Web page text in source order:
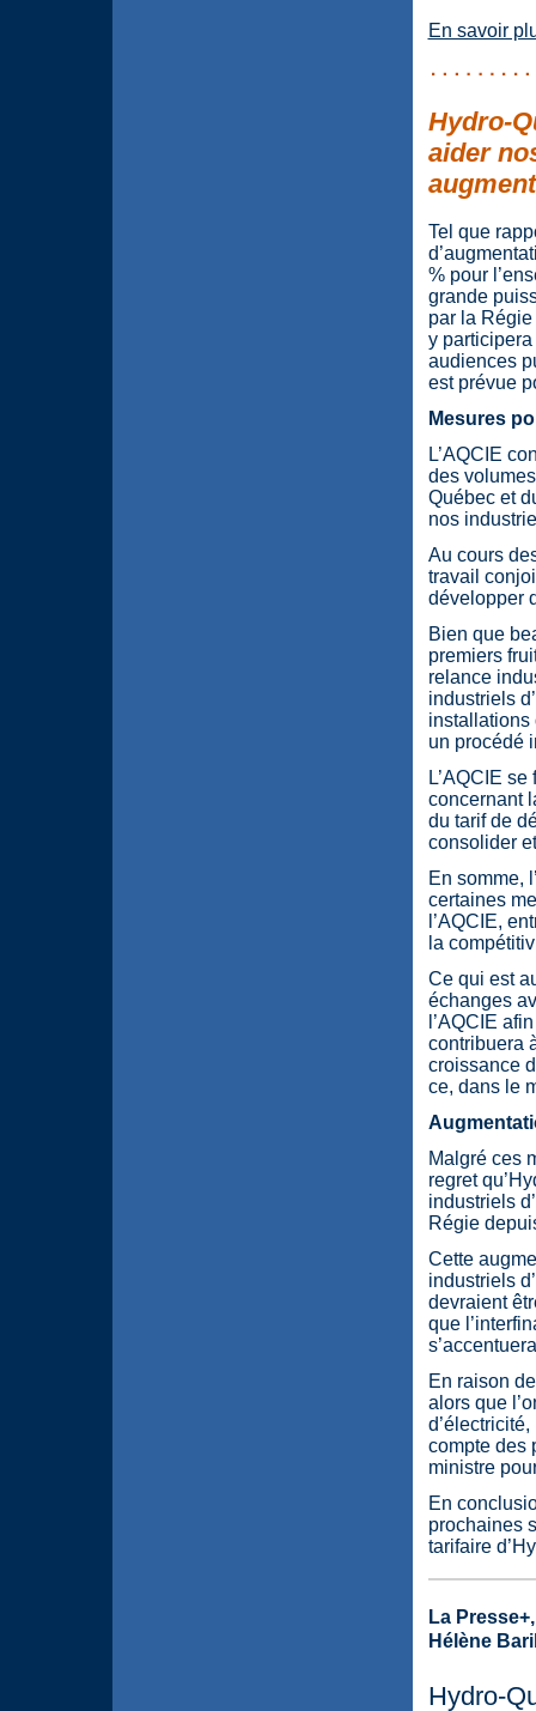
En savoir
Hydro-
aider
Tel que
% pour
grande
par la Régie
y participera
audiences
est prévue
Mesures
L’AQCIE
des
Québec et
nos
Au cours
travail
développer
Bien que
premiers
relance
industriels
installations
un procédé
L’AQCIE
concernant
du tarif de
consolider
En somme,
certaines
l’AQCIE,
la
Ce qui est
échanges
l’AQCIE
contribuera
croissance
ce, dans le
Malgré ces
regret
industriels
Régie
Cette
industriels
devraient
que
En raison
alors que
compte des
ministre
En
prochaines
tarifaire
La
Hélène
Hydro-